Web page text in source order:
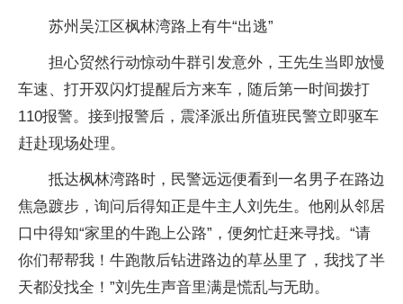
苏州吴江区枫林湾路上有牛“出逃”
担心贸然行动惊动牛群引发意外，王先生当即放慢
车速、打开双闪灯提醒后方来车，随后第一时间拨打
110报警。接到报警后，震泽派出所值班民警立即驱车
赶赴现场处理。
抵达枫林湾路时，民警远远便看到一名男子在路边
焦急踱步，询问后得知正是牛主人刘先生。他刚从邻居
口中得知“家里的牛跑上公路”，便匆忙赶来寻找。“请
你们帮帮我！牛跑散后钻进路边的草丛里了，我找了半
天都没找全！”刘先生声音里满是慌乱与无助。